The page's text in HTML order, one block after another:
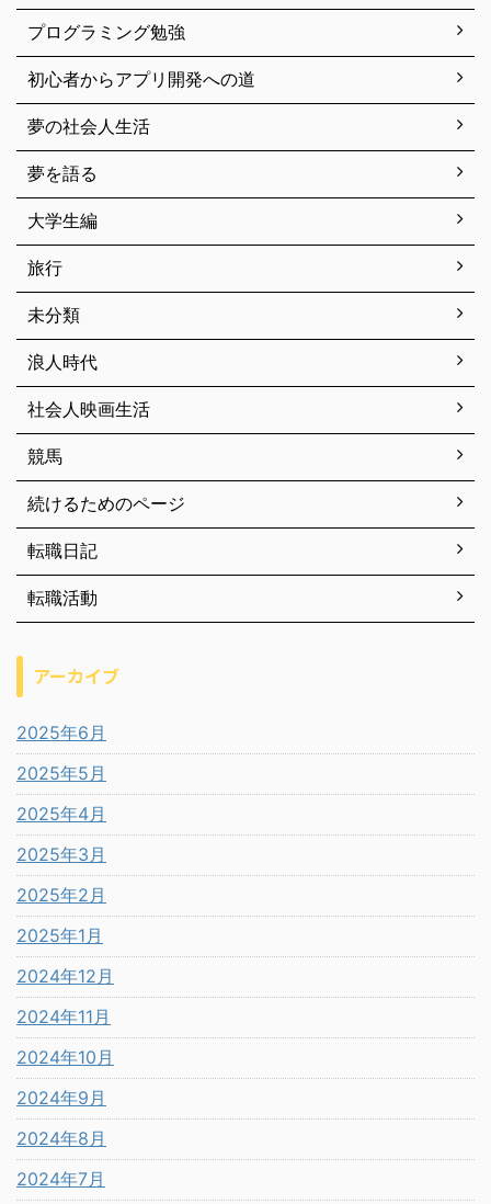
プログラミング勉強
初心者からアプリ開発への道
夢の社会人生活
夢を語る
大学生編
旅行
未分類
浪人時代
社会人映画生活
競馬
続けるためのページ
転職日記
転職活動
アーカイブ
2025年6月
2025年5月
2025年4月
2025年3月
2025年2月
2025年1月
2024年12月
2024年11月
2024年10月
2024年9月
2024年8月
2024年7月